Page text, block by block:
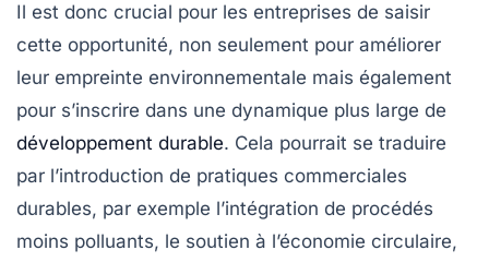
Il est donc crucial pour les entreprises de saisir
cette opportunité, non seulement pour améliorer
leur empreinte environnementale mais également
pour s’inscrire dans une dynamique plus large de
développement durable. Cela pourrait se traduire
par l’introduction de pratiques commerciales
durables, par exemple l’intégration de procédés
moins polluants, le soutien à l’économie circulaire,